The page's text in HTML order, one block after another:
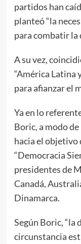
partidos han
planteó “la
para combatir la
A su vez,
“América Latina
para afianzar el
Ya en lo
Boric, a modo
hacia el objetivo
“Democracia
presidentes de
Canadá,
Dinamarca.
Según Boric, “la
circunstancia